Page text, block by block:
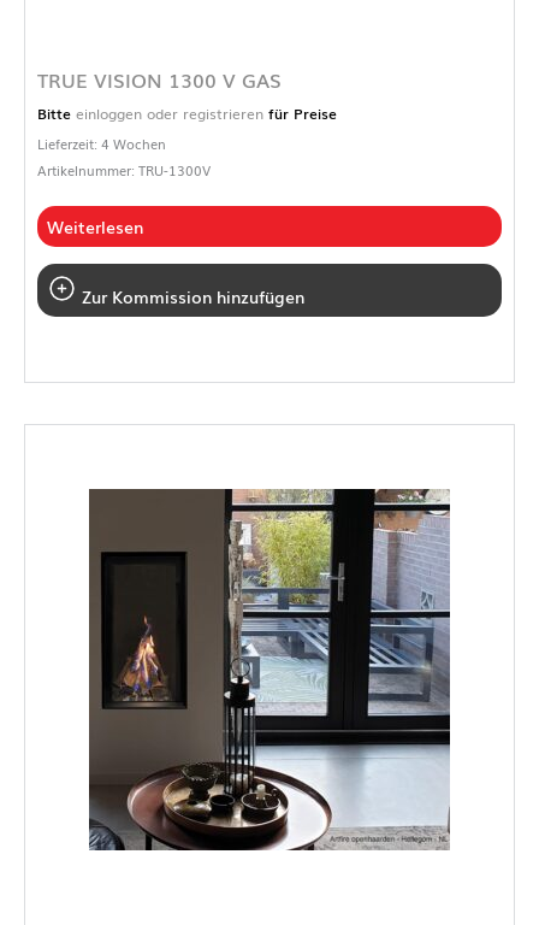
TRUE VISION 1300 V GAS
Bitte einloggen oder registrieren für Preise
Lieferzeit: 4 Wochen
Artikelnummer: TRU-1300V
Weiterlesen
Zur Kommission hinzufügen